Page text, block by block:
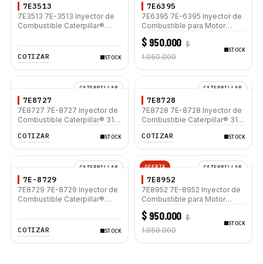
7E3513
7E3513 7E-3513 Inyector de
Combustible Caterpillar®
COTIZAR
STOCK
7E6395
7E6395 7E-6395 Inyector de
Combustible para Motor
Caterpillar 3116
$ 950.000 $
1.050.000
STOCK
CATERPILLAR
7E8727
7E8727 7E-8727 Inyector de
Combustible Caterpillar® 3114
E200B E240B E240C CB-434
COTIZAR STOCK
CATERPILLAR
7E8728
7E8728 7E-8728 Inyector de
Combustible Caterpillar® 3114
COTIZAR STOCK
CATERPILLAR
7E-8729
7E8729 7E-8729 Inyector de
Combustible Caterpillar®
COTIZAR
STOCK
OFERTA CATERPILLAR
7E8952
7E8952 7E-8952 Inyector de
Combustible para Motor
Caterpillar 3116
$ 950.000 $
1.050.000
STOCK